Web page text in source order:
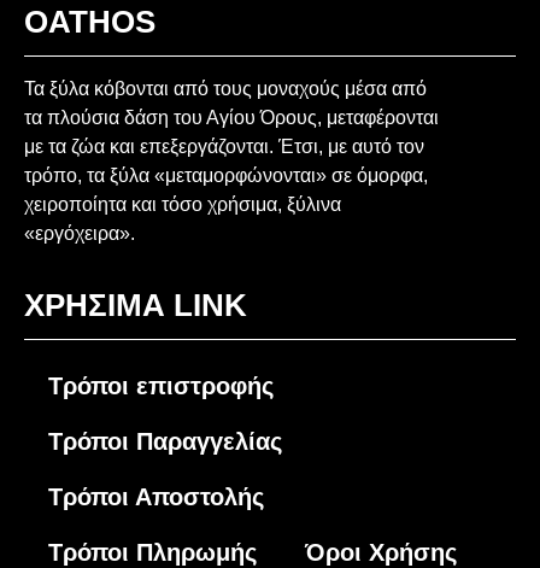
OATHOS
Τα ξύλα κόβονται από τους μοναχούς μέσα από
τα πλούσια δάση του Αγίου Όρους, μεταφέρονται
με τα ζώα και επεξεργάζονται. Έτσι, με αυτό τον
τρόπο, τα ξύλα «μεταμορφώνονται» σε όμορφα,
χειροποίητα και τόσο χρήσιμα, ξύλινα
«εργόχειρα».
ΧΡΗΣΙΜΑ LINK
Τρόποι επιστροφής
Τρόποι Παραγγελίας
Τρόποι Αποστολής
Τρόποι Πληρωμής Όροι Χρήσης